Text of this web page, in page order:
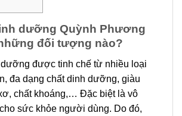
dưỡng Quỳnh Phương
đối tượng nào?
dưỡng được tinh chế từ nhiều loại
đa dạng chất dinh dưỡng, giàu
chất khoáng,… Đặc biệt là vô
sức khỏe người dùng. Do đó,